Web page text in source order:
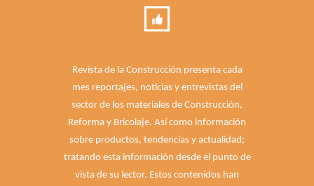
Revista de la Construcción presenta cada
mes reportajes, noticias y entrevistas del
sector de los materiales de Construcción,
Reforma y Bricolaje. Así como información
sobre productos, tendencias y actualidad;
tratando esta información desde el punto de
vista de su lector. Estos contenidos han